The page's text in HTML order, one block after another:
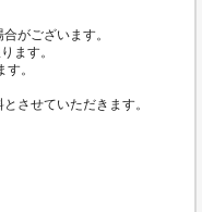
がございます。
ます。
。
させていただきます。